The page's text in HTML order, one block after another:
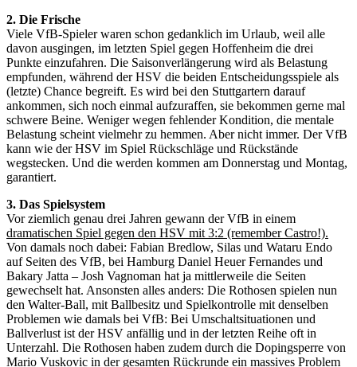
2. Die Frische
Viele VfB-Spieler waren schon gedanklich im Urlaub, weil alle
davon ausgingen, im letzten Spiel gegen Hoffenheim die drei
Punkte einzufahren. Die Saisonverlängerung wird als Belastung
empfunden, während der HSV die beiden Entscheidungsspiele als
(letzte) Chance begreift. Es wird bei den Stuttgartern darauf
ankommen, sich noch einmal aufzuraffen, sie bekommen gerne mal
schwere Beine. Weniger wegen fehlender Kondition, die mentale
Belastung scheint vielmehr zu hemmen. Aber nicht immer. Der VfB
kann wie der HSV im Spiel Rückschläge und Rückstände
wegstecken. Und die werden kommen am Donnerstag und Montag,
garantiert.
3. Das Spielsystem
Vor ziemlich genau drei Jahren gewann der VfB in einem
dramatischen Spiel gegen den HSV mit 3:2 (remember Castro!).
Von damals noch dabei: Fabian Bredlow, Silas und Wataru Endo
auf Seiten des VfB, bei Hamburg Daniel Heuer Fernandes und
Bakary Jatta – Josh Vagnoman hat ja mittlerweile die Seiten
gewechselt hat. Ansonsten alles anders: Die Rothosen spielen nun
den Walter-Ball, mit Ballbesitz und Spielkontrolle mit denselben
Problemen wie damals bei VfB: Bei Umschaltsituationen und
Ballverlust ist der HSV anfällig und in der letzten Reihe oft in
Unterzahl. Die Rothosen haben zudem durch die Dopingsperre von
Mario Vuskovic in der gesamten Rückrunde ein massives Problem